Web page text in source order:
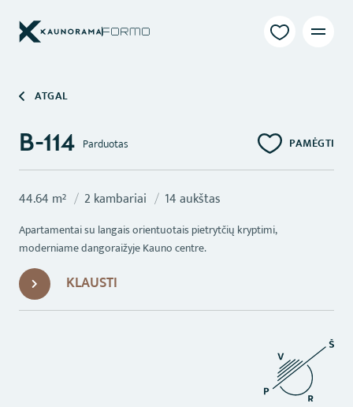
ATGAL
B-114 Parduotas PAMĖGTI
44.64 m² 2 kambariai 14 aukštas
Apartamentai su langais orientuotais pietrytčių kryptimi,
moderniame dangoraižyje Kauno centre.
KLAUSTI